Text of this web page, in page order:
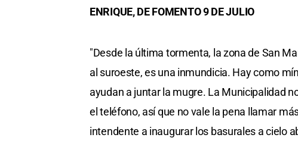
ENRIQUE, DE FOMENTO 9 DE JULIO
"Desde la última tormenta, la zona de San
al suroeste, es una inmundicia. Hay como
ayudan a juntar la mugre. La Municipalidad
el teléfono, así que no vale la pena llamar
intendente a inaugurar los basurales a cielo